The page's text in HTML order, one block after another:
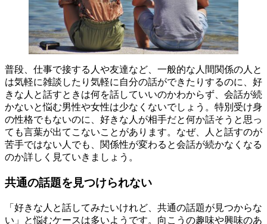
普段、仕事で接する人や友達など、一般的な人間関係の人と
は気軽に雑談したり気軽に自分の話ができたりするのに、好
きな人と話すときは何を話していいのかわからず、会話が続
かないと悩む男性や女性は少なくないでしょう。特別受け身
の性格でもないのに、好きな人が相手だと何か話そうと思っ
ても言葉が出てこないことがあります。なぜ、人と話すのが
苦手ではない人でも、関係性が変わると会話が続かなくなる
のか詳しく見ていきましょう。
共通の話題を見つけられない
「好きな人と話してみたいけれど、共通の話題が見つからな
い」と悩むケースは多いようです。向こうの趣味や興味のあ